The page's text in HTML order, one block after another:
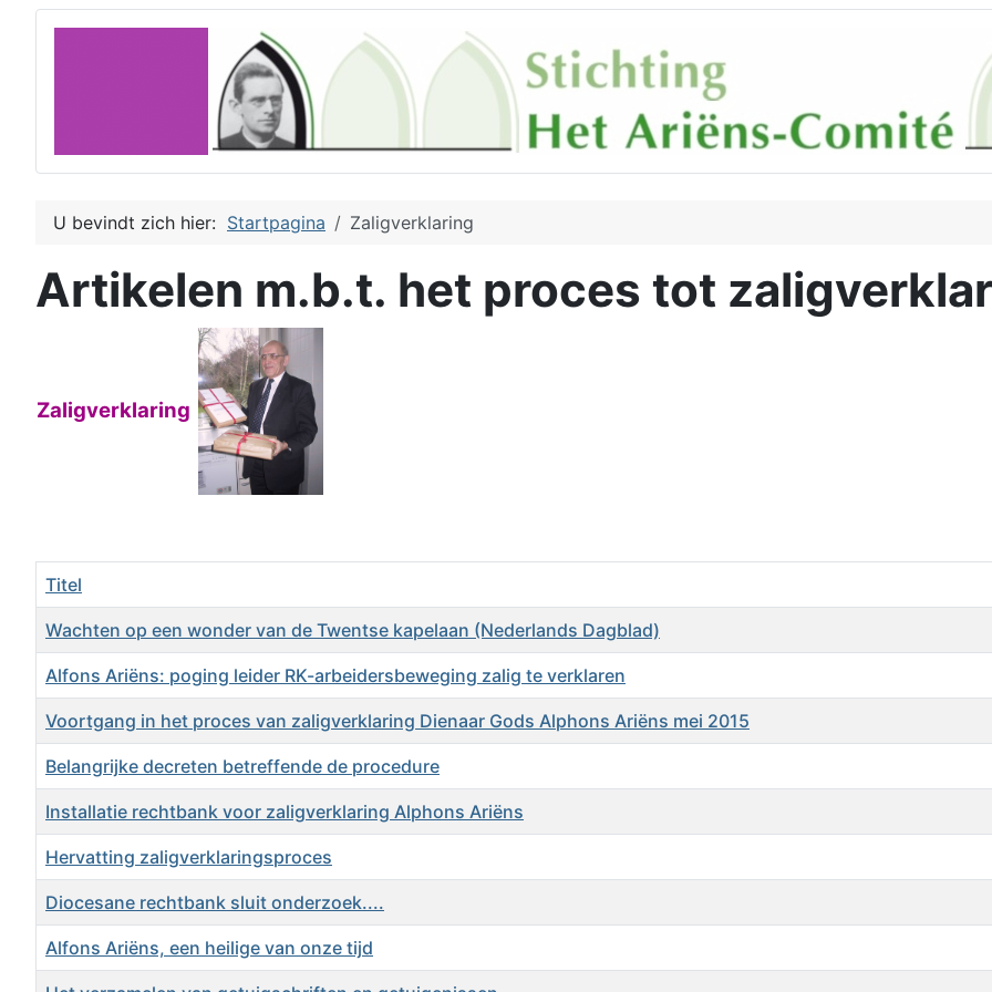
U bevindt zich hier: Startpagina Zaligverklaring
Artikelen m.b.t. het proces tot
Zaligverklaring
Titel
Wachten op een wonder van de Twentse kapelaan (Nederlands Dagblad)
Alfons Ariëns: poging leider RK-arbeidersbeweging zalig te verklaren
Voortgang in het proces van zaligverklaring Dienaar Gods Alphons Ariëns mei 2015
Belangrijke decreten betreffende de procedure
Installatie rechtbank voor zaligverklaring Alphons Ariëns
Hervatting zaligverklaringsproces
Diocesane rechtbank sluit onderzoek....
Alfons Ariëns, een heilige van onze tijd